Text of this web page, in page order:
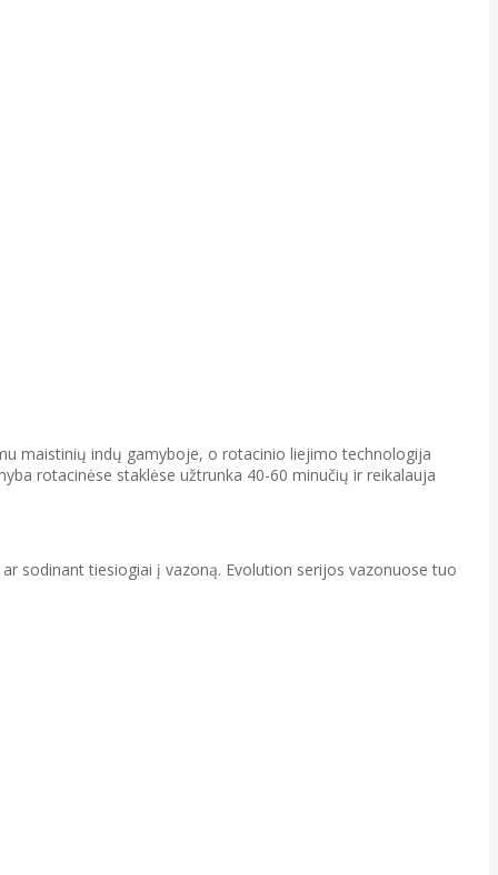
maistinių indų gamyboje, o rotacinio liejimo technologija
rotacinėse staklėse užtrunka 40-60 minučių ir reikalauja
sodinant tiesiogiai į vazoną. Evolution serijos vazonuose tuo